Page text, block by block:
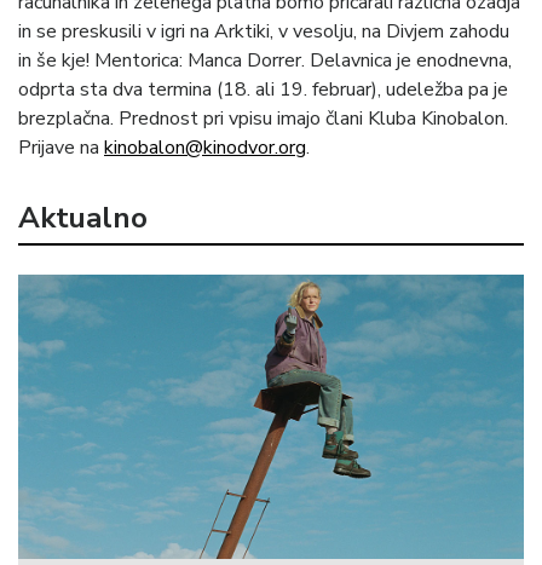
in se preskusili v igri na Arktiki, v vesolju, na Divjem zahodu
in še kje! Mentorica: Manca Dorrer. Delavnica je enodnevna,
odprta sta dva termina (18. ali 19. februar), udeležba pa je
brezplačna. Prednost pri vpisu imajo člani Kluba Kinobalon.
Prijave na kinobalon@kinodvor.org.
Aktualno